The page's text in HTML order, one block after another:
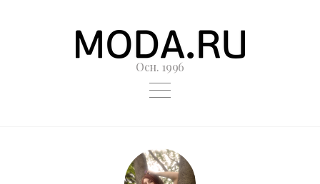
Осн. 1996